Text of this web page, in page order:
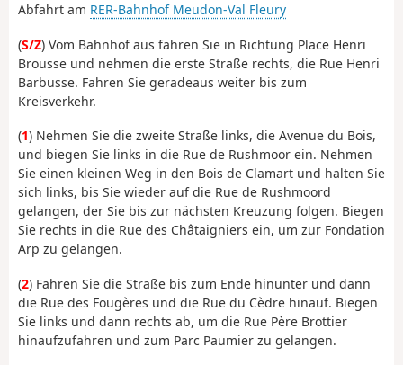
Abfahrt am RER-Bahnhof Meudon-Val Fleury
(S/Z) Vom Bahnhof aus fahren Sie in Richtung Place Henri
Brousse und nehmen die erste Straße rechts, die Rue Henri
Barbusse. Fahren Sie geradeaus weiter bis zum
Kreisverkehr.
(1) Nehmen Sie die zweite Straße links, die Avenue du Bois,
und biegen Sie links in die Rue de Rushmoor ein. Nehmen
Sie einen kleinen Weg in den Bois de Clamart und halten Sie
sich links, bis Sie wieder auf die Rue de Rushmoord
gelangen, der Sie bis zur nächsten Kreuzung folgen. Biegen
Sie rechts in die Rue des Châtaigniers ein, um zur Fondation
Arp zu gelangen.
(2) Fahren Sie die Straße bis zum Ende hinunter und dann
die Rue des Fougères und die Rue du Cèdre hinauf. Biegen
Sie links und dann rechts ab, um die Rue Père Brottier
hinaufzufahren und zum Parc Paumier zu gelangen.